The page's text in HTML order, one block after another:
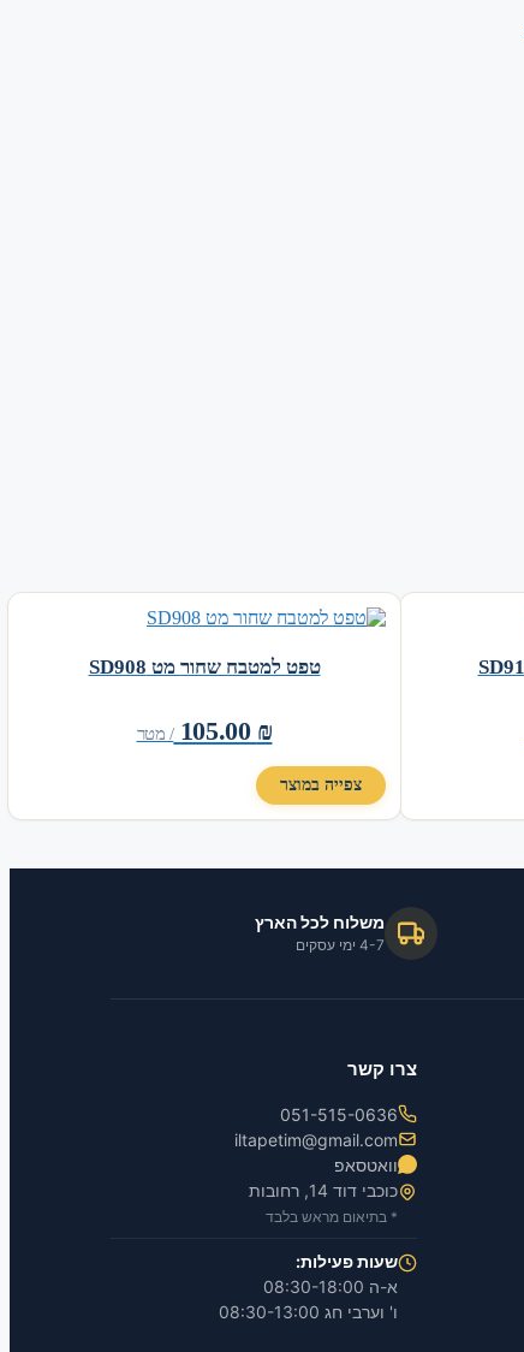
טפט למטבח שחור מט SD908
105.00 ₪ / מטר
צפייה במוצר
משלוח לכל הארץ
4-7 ימי עסקים
צרו קשר
051-515-0636
iltapetim@gmail.com
וואטסאפ
כוכבי דוד 14, רחובות
* בתיאום מראש בלבד
שעות פעילות:
א-ה 08:30-18:00
ו' וערבי חג 08:30-13:00